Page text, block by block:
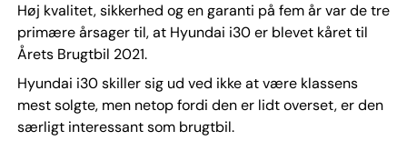
Høj kvalitet, sikkerhed og en garanti på fem år var de tre
primære årsager til, at Hyundai i30 er blevet kåret til
Årets Brugtbil 2021.
Hyundai i30 skiller sig ud ved ikke at være klassens
mest solgte, men netop fordi den er lidt overset, er den
særligt interessant som brugtbil.